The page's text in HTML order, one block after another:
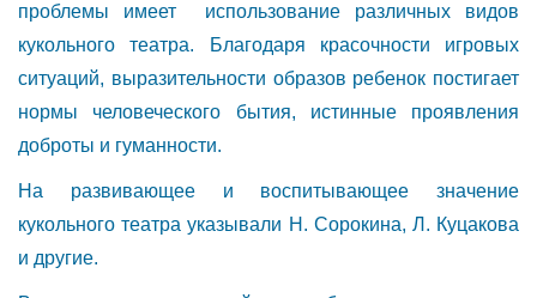
проблемы имеет использование различных видов
кукольного театра. Благодаря красочности игровых
ситуаций, выразительности образов ребенок постигает
нормы человеческого бытия, истинные проявления
доброты и гуманности.
На развивающее и воспитывающее значение
кукольного театра указывали Н. Сорокина, Л. Куцакова
и другие.